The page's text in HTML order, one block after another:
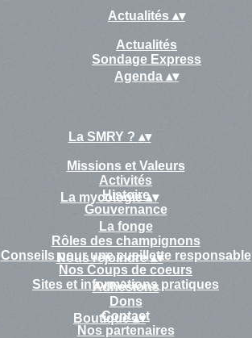
Actualités ▴▾
Actualités
Sondage Express
Agenda ▴▾
La SMRY ? ▴▾
Missions et Valeurs
Activités
Histoire
Gouvernance
La mycologie▴▾
La fonge
Rôles des champignons
Conseils pour une cueillette responsable
Nos Coups de coeurs
Sites et informations pratiques
Nous rejoindre▴▾
Adhésions
Dons
Contact
Nos partenaires
Boutique▴▾